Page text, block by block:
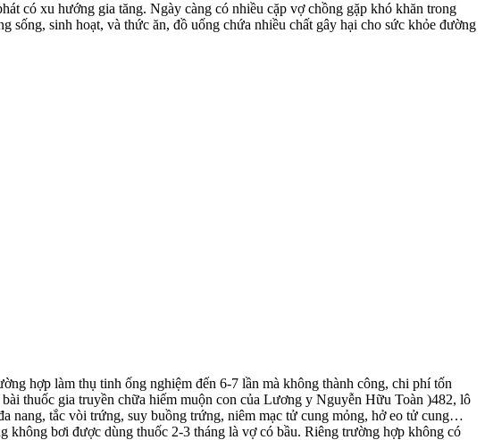
có xu hướng gia tăng. Ngày càng có nhiều cặp vợ chồng gặp khó khăn trong
sống, sinh hoạt, và thức ăn, đồ uống chứa nhiều chất gây hại cho sức khỏe đường
hợp làm thụ tinh ống nghiệm đến 6-7 lần mà không thành công, chi phí tốn
thuốc gia truyền chữa hiếm muộn con của Lương y Nguyễn Hữu Toàn )482, lô
nang, tắc vòi trứng, suy buồng trứng, niêm mạc tử cung mỏng, hở eo tử cung…
bơi được dùng thuốc 2-3 tháng là vợ có bầu. Riêng trường hợp không có